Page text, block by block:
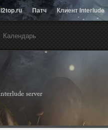
l2top.ru Патч Клиент Interlude
Календарь